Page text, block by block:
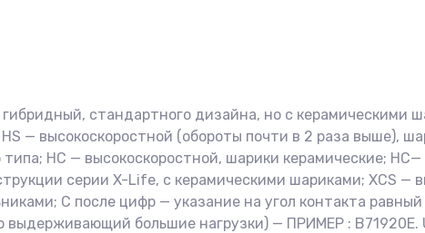
стандартного дизайна, но с керамическими
— высокоскоростной (обороты почти в 2 раза выше),
HC — высокоскоростной, шарики керамические;
серии X-Life, с керамическими шариками; XCS —
C после цифр — указание на угол контакта
выдерживающий большие нагрузки) — ПРИМЕР :